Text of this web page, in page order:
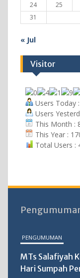
24
25
31
« Jul
Visitor
Users Today :
Users
This Month :
This Year :
Total Users :
PENGUMUMAN
MTs Salafiyah
Hari Sumpah